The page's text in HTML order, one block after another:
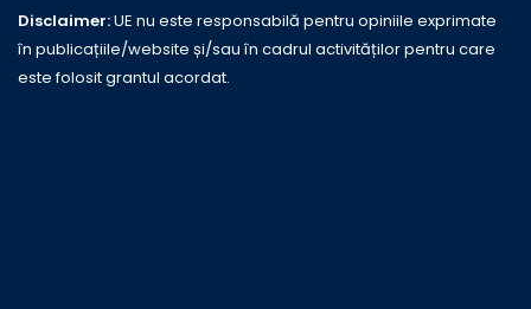
Disclaimer:UE nu este responsabilă pentru opiniile exprimate
în publicațiile/website și/sau în cadrul activităților pentru care
este folosit grantul acordat.